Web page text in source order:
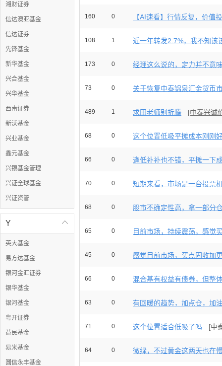
湘财证券
信达澳亚基金
信达证券
先锋基金
新华基金
兴合基金
兴华基金
西南证券
新沃基金
兴业基金
鑫元基金
兴银基金管理
兴证全球基金
兴证资管

Y
英大基金
易方达基金
银河金汇证券
银华基金
银河基金
粤开证券
益民基金
易米基金
圆信永丰基金
160 0 【AI速看】行情反复，价值
108 1 近一年转发2.7%，我不知该
173 0 经理这么说的，定力并不意
73 0 关于恢复中泰锦泉汇金货币
489 1 求田老师别折腾 [中泰兴诚
68 0 这个位置低吸平摊成本刚刚
66 0 逢低补补也不错，平摊一下
70 0 短期来看，市场是一台投票
68 0 股市不确定性高，拿一部分
65 0 目前市场，持续震荡，感觉
45 0 感觉目前市场，买点固收加
66 0 混合基有权益有债券，但整
63 0 有回暖的趋势，加点仓，加
71 0 这个位置适合低吸了吗 [中
64 0 微绿，不过黄金这两天也在